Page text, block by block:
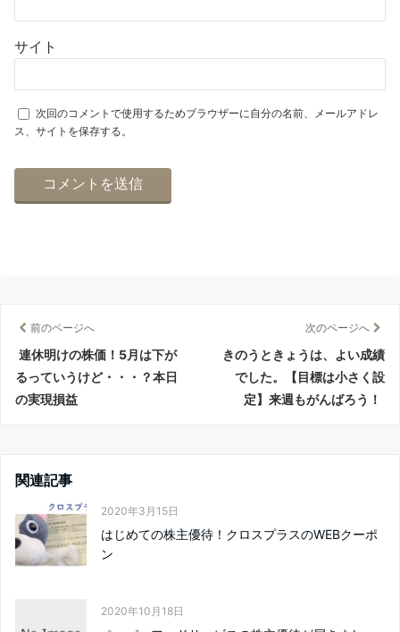
サイト
次回のコメントで使用するためブラウザーに自分の名前、メールアドレ
ス、サイトを保存する。
前のページへ
連休明けの株価！5月は下が
るっていうけど・・・？本日
の実現損益
次のページへ
きのうときょうは、よい成績
でした。【目標は小さく設
定】来週もがんばろう！
関連記事
2020年3月15日
はじめての株主優待！クロスプラスのWEBクーポ
ン
2020年10月18日